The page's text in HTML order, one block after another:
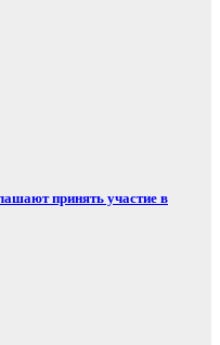
принять участие в